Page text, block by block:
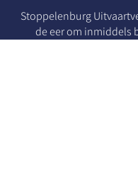
Stoppelenburg
de eer om inmiddels